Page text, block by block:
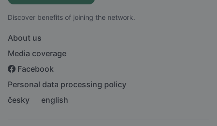
Discover benefits of joining the network.
About us
Media coverage
Facebook
Personal data processing policy
česky
english